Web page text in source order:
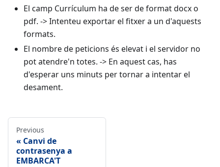
El camp Currículum ha de ser de format docx o
pdf. -> Intenteu exportar el fitxer a un d'aquests
formats.
El nombre de peticions és elevat i el servidor no
pot atendre'n totes. -> En aquest cas, has
d'esperar uns minuts per tornar a intentar el
desament.
Previous
Canvi de
contrasenya a
EMBARCA'T